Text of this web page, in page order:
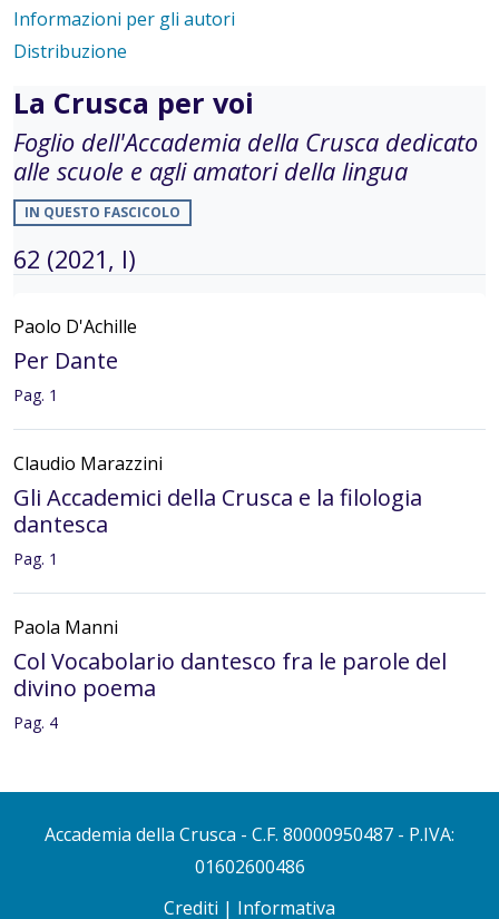
Informazioni per gli autori
Distribuzione
La Crusca per voi
Foglio dell'Accademia della Crusca dedicato
alle scuole e agli amatori della lingua
IN QUESTO FASCICOLO
62 (2021, I)
Paolo D'Achille
Per Dante
Pag. 1
Claudio Marazzini
Gli Accademici della Crusca e la filologia
dantesca
Pag. 1
Paola Manni
Col Vocabolario dantesco fra le parole del
divino poema
Pag. 4
Rosario Coluccia
Dante e i poeti prima di lui
Accademia della Crusca - C.F. 80000950487 - P.IVA:
01602600486
Crediti | Informativa